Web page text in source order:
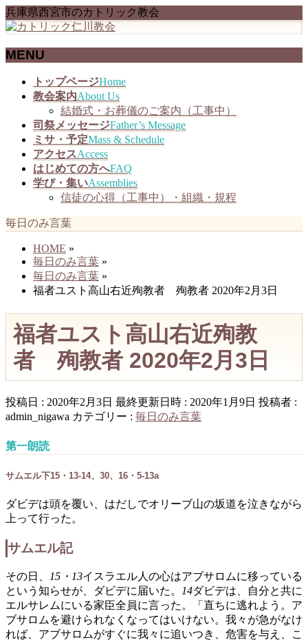
兵庫県西宮市のカトリック教会
MENU
トップページHome
教会案内About Us
結婚式・お葬儀のご案内（工事中）
司祭メッセージFather’s Message
ミサ・予定Mass & Schedule
アクセスAccess
はじめての方へFAQ
学び・集いAssemblies
信徒の心得（工事中）・組織・規程
毎日のみ言葉
HOME »
毎日のみ言葉 »
毎日のみ言葉 »
福者ユスト高山右近殉教者 殉教者 2020年2月3日
福者ユスト高山右近殉教
者 殉教者 2020年2月3日
投稿日 : 2020年2月3日 最終更新日時 : 2020年1月9日 投稿者 :
admin_nigawa カテゴリー : 毎日のみ言葉
第一朗読
サムエル下15・13-14、30、16・5-13a
ダビデは頭を覆い、はだしでオリーブ山の坂道を泣きながら
上って行った。
サムエル記
その日、 15・13イスラエル人の心はアブサロムに移っている
という知らせが、ダビデに届いた。
14ダビデは、自分と共に
エルサレムにいる家臣全員に言った。「直ちに逃れよう。ア
ブサロムを避けられなくなってはいけない。我々が急がなけ
れば、アブサロムがすぐに我々に追いつき、危害を与え、こ